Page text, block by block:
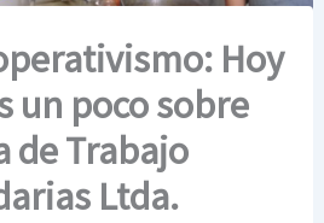
Hoy
un poco sobre
de Trabajo
Ltda.